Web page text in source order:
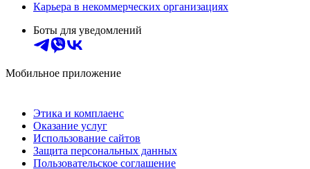
Карьера в некоммерческих организациях
Боты для уведомлений
Мобильное приложение
Этика и комплаенс
Оказание услуг
Использование сайтов
Защита персональных данных
Пользовательское соглашение